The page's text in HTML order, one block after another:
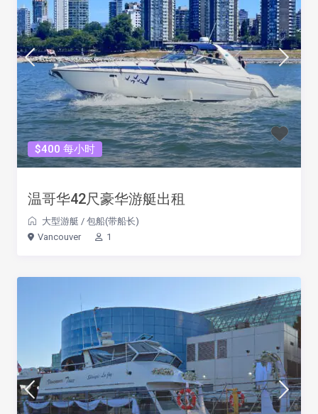
$400 每小时
温哥华42尺豪华游艇出租
大型游艇 / 包船(带船长)
Vancouver
1